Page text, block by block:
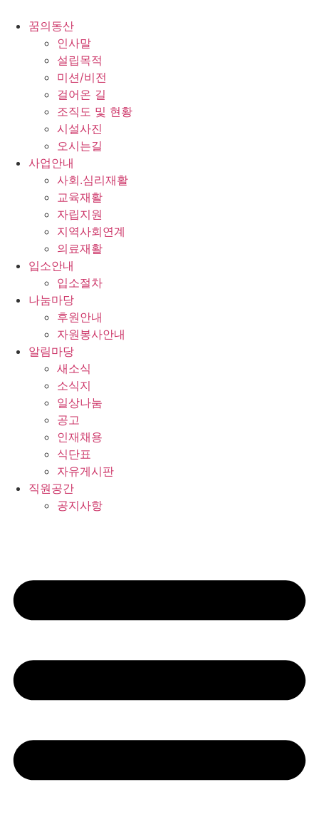
꿈의동산
인사말
설립목적
미션/비전
걸어온 길
조직도 및 현황
시설사진
오시는길
사업안내
사회.심리재활
교육재활
자립지원
지역사회연계
의료재활
입소안내
입소절차
나눔마당
후원안내
자원봉사안내
알림마당
새소식
소식지
일상나눔
공고
인재채용
식단표
자유게시판
직원공간
공지사항